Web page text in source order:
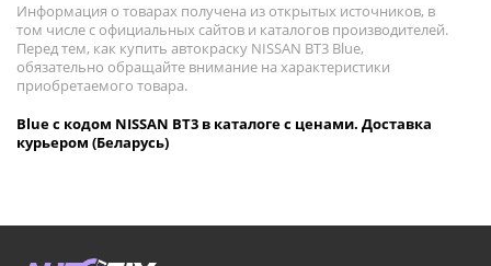
Информация о товарах получена из открытых источников, в
том числе с официальных сайтов и каталогов производителей.
Перед тем, как купить автокраску NISSAN BT3 Blue,
обязательно обращайте внимание на характеристики
приобретаемого товара.
Blue с кодом NISSAN BT3 в каталоге с ценами. Доставка
курьером (Беларусь)